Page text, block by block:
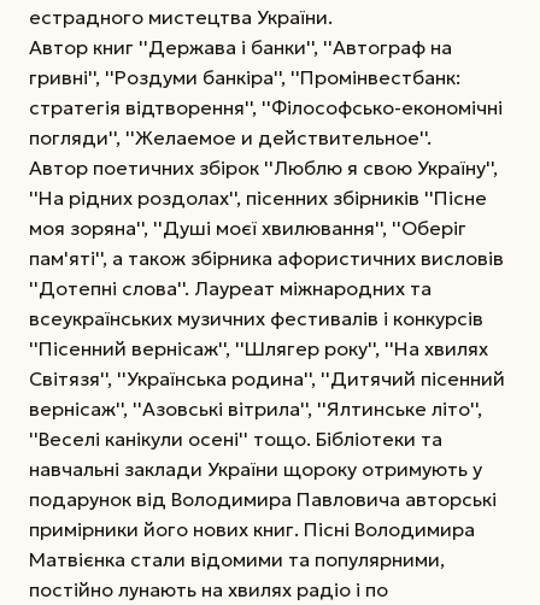
естрадного мистецтва України.
Автор книг ''Держава і банки'', ''Автограф на
гривні'', ''Роздуми банкіра'', ''Промінвестбанк:
стратегія відтворення'', ''Філософсько-економічні
погляди'', ''Желаемое и действительное''.
Автор поетичних збірок ''Люблю я свою Україну'',
''На рідних роздолах'', пісенних збірників ''Пісне
моя зоряна'', ''Душі моєї хвилювання'', ''Оберіг
пам'яті'', а також збірника афористичних висловів
''Дотепні слова''. Лауреат міжнародних та
всеукраїнських музичних фестивалів і конкурсів
''Пісенний вернісаж'', ''Шлягер року'', ''На хвилях
Світязя'', ''Українська родина'', ''Дитячий пісенний
вернісаж'', ''Азовські вітрила'', ''Ялтинське літо'',
''Веселі канікули осені'' тощо. Бібліотеки та
навчальні заклади України щороку отримують у
подарунок від Володимира Павловича авторські
примірники його нових книг. Пісні Володимира
Матвієнка стали відомими та популярними,
постійно лунають на хвилях радіо і по